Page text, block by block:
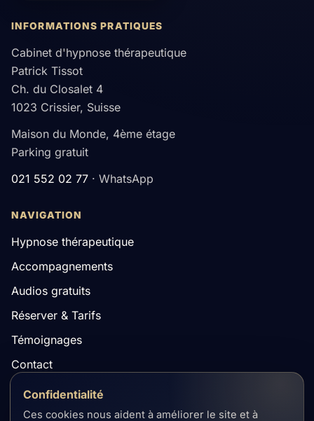
INFORMATIONS PRATIQUES
Cabinet d'hypnose thérapeutique
Patrick Tissot
Ch. du Closalet 4
1023 Crissier, Suisse
Maison du Monde, 4ème étage
Parking gratuit
021 552 02 77 · WhatsApp
NAVIGATION
Hypnose thérapeutique
Accompagnements
Audios gratuits
Réserver & Tarifs
Témoignages
Contact
Confidentialité
Ces cookies nous aident à améliorer le site et à